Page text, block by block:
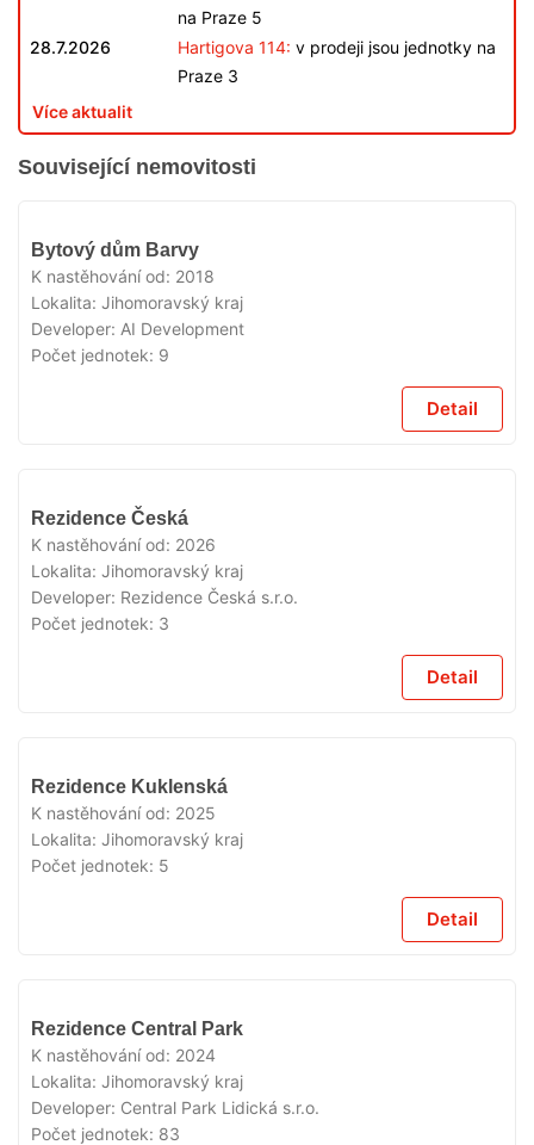
na Praze 5
28.7.2026
Hartigova 114: v prodeji jsou jednotky na
Praze 3
Více aktualit
Související nemovitosti
Bytový dům Barvy
K nastěhování od: 2018
Lokalita: Jihomoravský kraj
Developer: AI Development
Počet jednotek: 9
Detail
Rezidence Česká
K nastěhování od: 2026
Lokalita: Jihomoravský kraj
Developer: Rezidence Česká s.r.o.
Počet jednotek: 3
Detail
Rezidence Kuklenská
K nastěhování od: 2025
Lokalita: Jihomoravský kraj
Počet jednotek: 5
Detail
Rezidence Central Park
K nastěhování od: 2024
Lokalita: Jihomoravský kraj
Developer: Central Park Lidická s.r.o.
Počet jednotek: 83